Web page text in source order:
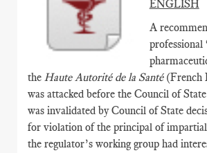
ENGLISH
A
professional
the Haute Autorité de la Santé (French
was attacked before the Council of
was invalidated by Council of State
for violation of the principal of
the regulator’s working group had